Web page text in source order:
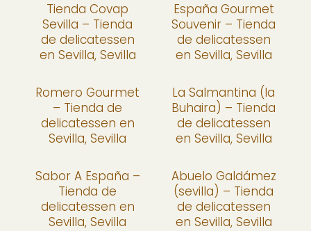
Tienda Covap
Sevilla – Tienda
de delicatessen
en Sevilla, Sevilla
España Gourmet
Souvenir – Tienda
de delicatessen
en Sevilla, Sevilla
Romero Gourmet
– Tienda de
delicatessen en
Sevilla, Sevilla
La Salmantina (la
Buhaira) – Tienda
de delicatessen
en Sevilla, Sevilla
Sabor A España –
Tienda de
delicatessen en
Sevilla, Sevilla
Abuelo Galdámez
(sevilla) – Tienda
de delicatessen
en Sevilla, Sevilla